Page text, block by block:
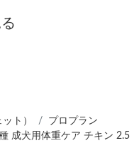
ト）
プロプラン
成犬用体重ケア チキン 2.5